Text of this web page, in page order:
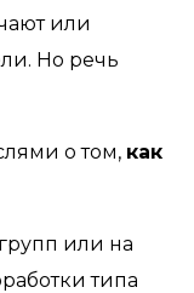
или
Но речь
о том, как
или на
типа